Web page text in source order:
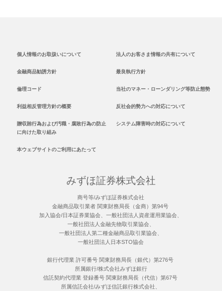
個人情報のお取扱いについて 法人のお客さま情報の共有について
金融商品勧誘方針 最良執行方針
倫理コード 当社のマネー・ローンダリング等防止態勢
利益相反管理方針の概要 反社会的勢力への対応について
贈収賄行為および汚職・腐敗行為の防止
に向けた取り組み
システム障害時の対応について
本ウェブサイトのご利用にあたって
みずほ証券株式会社
商号等/みずほ証券株式会社
金融商品取引業者 関東財務局長（金商）第94号
加入協会/日本証券業協会、一般社団法人資産運用業協会、
一般社団法人金融先物取引業協会、
一般社団法人第二種金融商品取引業協会、
一般社団法人日本STO協会
銀行代理業 許可番号 関東財務局長（銀代）第276号
所属銀行/株式会社みずほ銀行
信託契約代理業 登録番号 関東財務局長（代信）第67号
所属信託会社/みずほ信託銀行株式会社、